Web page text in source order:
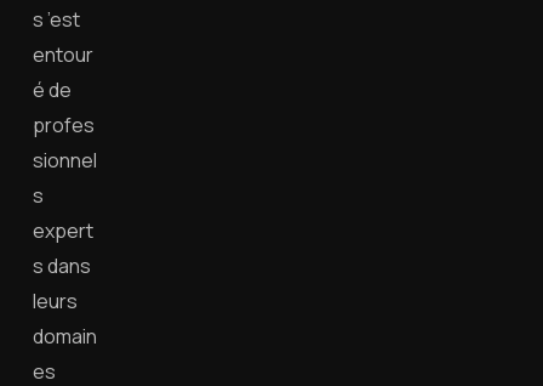
s ’est
entour
é de
profes
sionnel
s
expert
s dans
leurs
domain
es